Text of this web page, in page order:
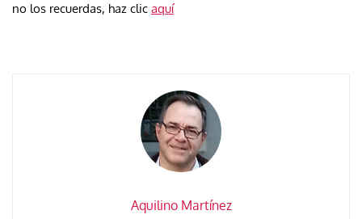
no los recuerdas, haz clic aquí
Aquilino Martínez